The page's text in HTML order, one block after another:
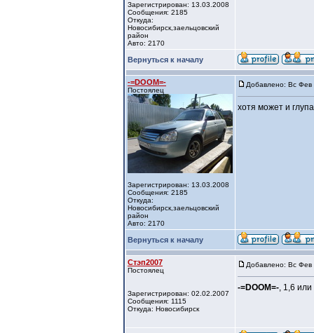
Зарегистрирован: 13.03.2008
Сообщения: 2185
Откуда:
Новосибирск,заельцовский
район
Авто: 2170
Вернуться к началу
-=DOOM=-
Постоялец
Зарегистрирован: 13.03.2008
Сообщения: 2185
Откуда:
Новосибирск,заельцовский
район
Авто: 2170
Добавлено: Вс Фев
хотя может и
Вернуться к началу
Стэп2007
Постоялец
Зарегистрирован: 02.02.2007
Сообщения: 1115
Откуда: Новосибирск
Добавлено: Вс Фев
-=DOOM=-, 1,6